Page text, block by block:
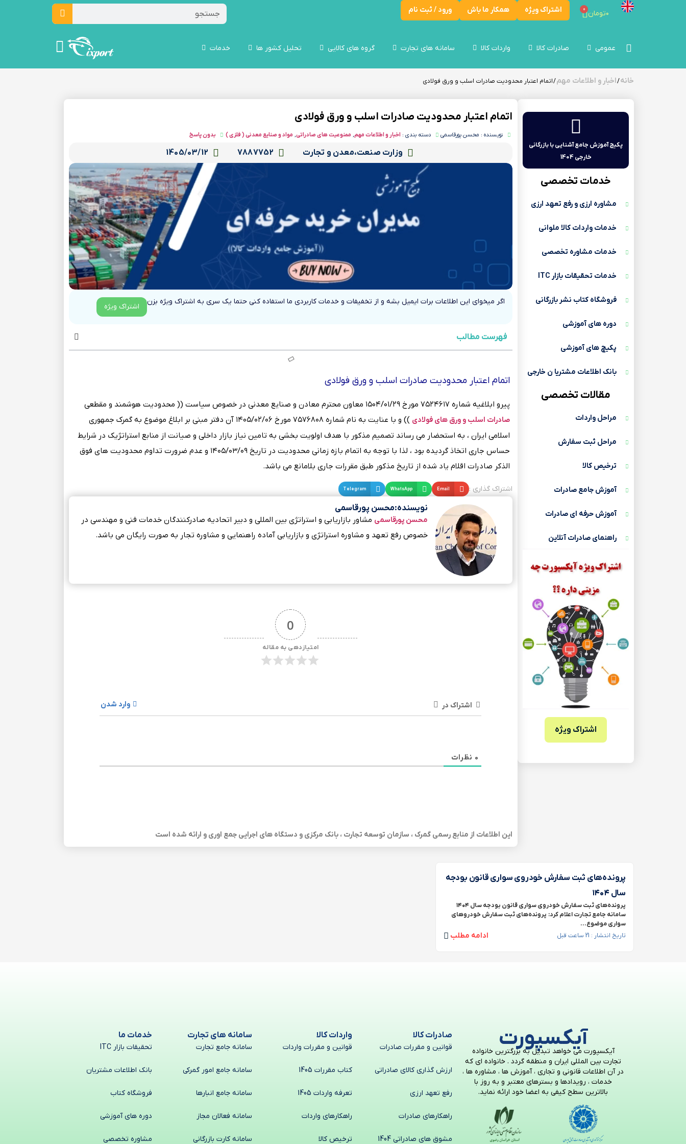
۰تومان 0 اشتراک ویژه همکار ما باش ورود / ثبت نام
عمومی صادرات کالا واردات کالا سامانه های تجارت گروه های کالایی تحلیل کشور ها خدمات
خانه/اخبار و اطلاعات مهم/ اتمام اعتبار محدودیت صادرات اسلب و ورق فولادی
پکیج آموزش جامع آشنایی با بازرگانی
خارجی 1404
خدمات تخصصی
مشاوره ارزی و رفع تعهد ارزی
خدمات واردات کالا ملوانی
خدمات مشاوره تخصصی
خدمات تحقیقات بازار ITC
فروشگاه کتاب نشر بازرگانی
دوره های آموزشی
پکیچ های آموزشی
بانک اطلاعات مشتریا ن خارجی
مقالات تخصصی
مراحل واردات
مراحل ثبت سفارش
ترخیص کالا
آموزش جامع صادرات
آموزش حرفه ای صادرات
راهنمای صادرات آنلاین
اشتراک ویژه
اتمام اعتبار محدودیت صادرات اسلب و ورق فولادی
نویسنده : محسن پورقاسمی دسته بندی : اخبار و اطلاعات مهم, ممنوعیت های صادراتی, مواد و صنایع معدنی ( فلزی ) بدون پاسخ
وزارت صنعت،معدن و تجارت 7887752
1405/03/12
اگر میخوای این اطلاعات برات ایمیل بشه و از تخفیفات و خدمات کاربردی ما استفاده کنی حتما یک سری به اشتراک ویژه بزن
اشتراک ویژه
فهرست مطالب
اتمام اعتبار محدودیت صادرات اسلب و ورق فولادی
پیرو ابلاغیه شماره ۷۵۲۴۶۱۷ مورخ ۱۵۰۴/۰۱/۲۹ معاون محترم معادن و صنایع معدنی در خصوص سیاست (( محدودیت هوشمند و مقطعی
صادرات اسلب و ورق های فولادی
)) و با عنایت به نام شماره ۷۵۷۶۸۰۸ مورخ ۱۴۰۵/۰۲/۰۶ آن دفتر مبنی بر ابلاغ موضوع به گمرک جمهوری
اسلامی ایران ، به استحضار می رساند تصمیم مذکور با هدف اولویت بخشی به تامین نیاز بازار داخلی و صیانت از منابع استراتژیک در شرایط
حساس جاری اتخاذ گردیده بود ، لذا با توجه به اتمام بازه زمانی محدودیت در تاریخ ۱۴۰۵/۰۳/۰۹ و عدم ضرورت تداوم محدودیت های فوق
الذکر صادرات اقلام یاد شده از تاریخ مذکور طبق مقررات جاری بلامانع می باشد.
اشتراک گذاری : Email
WhatsApp
Telegram
نویسنده:محسن پورقاسمی
محسن پورقاسمی مشاور بازاریابی و استراتژی بین المللی و دبیر اتحادیه صادرکنندگان خدمات فنی و مهندسی در
خصوص رفع تعهد و مشاوره استراتژی و بازاریابی آماده راهنمایی و مشاوره تجار به صورت رایگان می باشد.
0
امتیازدهی به مقاله
اشتراک در وارد شدن
0 نظرات
این اطلاعات از منابع رسمی گمرک ، سازمان توسعه تجارت ، بانک مرکزی و دستگاه های اجرایی جمع اوری و ارائه شده است
پرونده‌های ثبت سفارش خودروی سواری قانون بودجه
سال ۱۴۰۴
پرونده‌های ثبت سفارش خودروی سواری قانون بودجه سال ۱۴۰۴
سامانه جامع تجارت اعلام کرد: پرونده‌های ثبت سفارش خودروهای
سواری موضوع...
ادامه مطلب تاریخ انتشار : 21 ساعت قبل
صادرات کالا
قوانین و مقررات صادرات
ارزش گذاری کالای صادراتی
رفع تعهد ارزی
راهکارهای صادرات
مشوق های صادراتی 1404
واردات کالا
قوانین و مقررات واردات
کتاب مقررات 1405
تعرفه واردات 1405
راهکارهای واردات
ترخیص کالا
سامانه های تجارت
سامانه جامع تجارت
سامانه جامع امور گمرکی
سامانه جامع انبارها
سامانه فعالان مجاز
سامانه کارت بازرگانی
خدمات ما
تحقیقات بازار ITC
بانک اطلاعات مشتریان
فروشگاه کتاب
دوره های آموزشی
مشاوره تخصصی
آیکسپورت
آیکسپورت می خواهد تبدیل به بزرگترین خانواده
تجارت بین المللی ایران و منطقه گردد . خانواده ای که
در آن اطلاعات قانونی و تجاری ، آموزش ها ، مشاوره ها ،
خدمات ، رویدادها و بسترهای معتبر و به روز با
بالاترین سطح کیفی به اعضا خود ارائه نماید.